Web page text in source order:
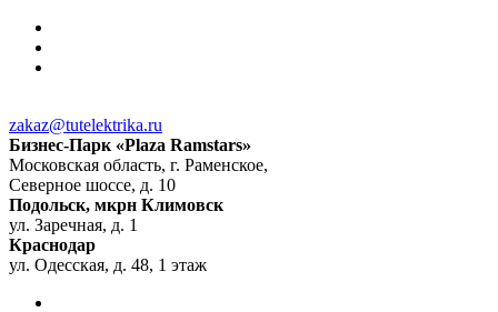
zakaz@tutelektrika.ru
Бизнес-Парк «Plaza Ramstars»
Московская область, г. Раменское,
Северное шоссе, д. 10
Подольск, мкрн Климовск
ул. Заречная, д. 1
Краснодар
ул. Одесская, д. 48, 1 этаж